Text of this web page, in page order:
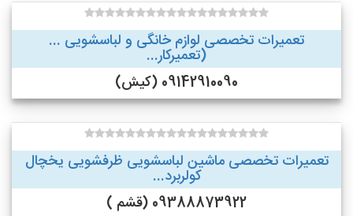
تعمیرات تخصصی لوازم خانگی و لباسشویی ...
(تعمیرکار...
09142910090 (کیش)
تعمیرات تخصصی ماشین لباسشویی ظرفشویی یخچال
کولربرد...
09388873922 (قشم )